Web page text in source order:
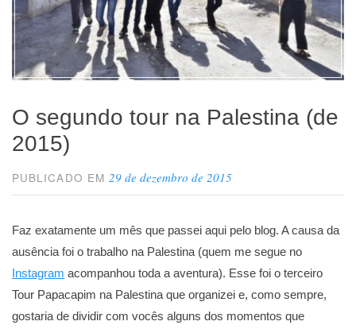
O segundo tour na Palestina (de
2015)
PUBLICADO EM 29 de dezembro de 2015
Faz exatamente um mês que passei aqui pelo blog. A causa da
ausência foi o trabalho na Palestina (quem me segue no
Instagram acompanhou toda a aventura). Esse foi o terceiro
Tour Papacapim na Palestina que organizei e, como sempre,
gostaria de dividir com vocês alguns dos momentos que